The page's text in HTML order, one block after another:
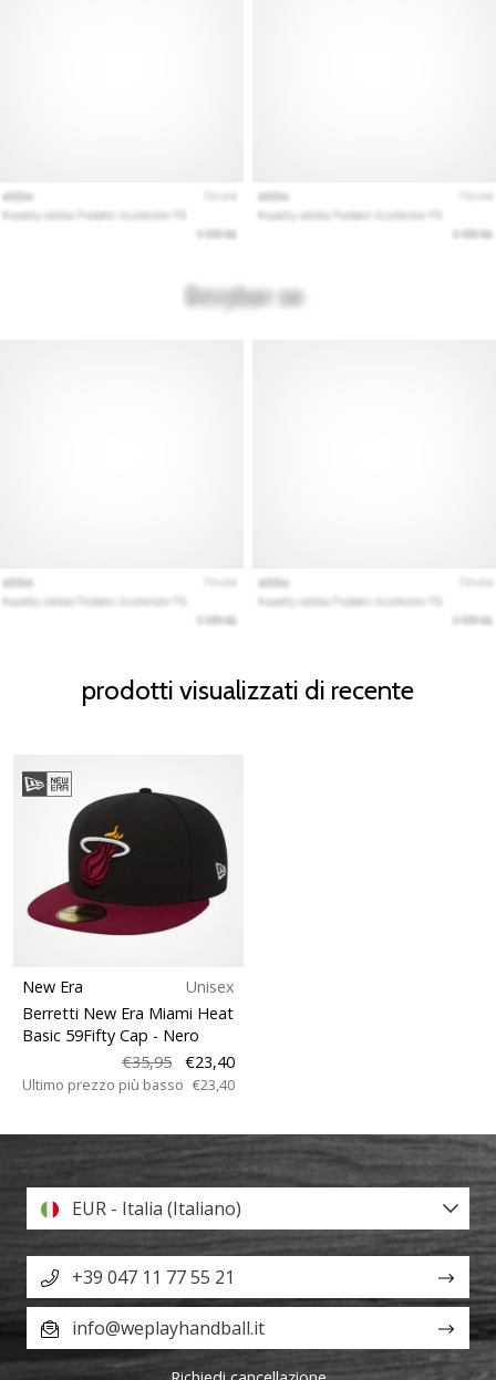
prodotti visualizzati di recente
New Era
Unisex
Berretti New Era Miami Heat
Basic 59Fifty Cap - Nero
€35,95
€23,40
Ultimo prezzo più basso €23,40
EUR - Italia (Italiano)
+39 047 11 77 55 21
info@weplayhandball.it